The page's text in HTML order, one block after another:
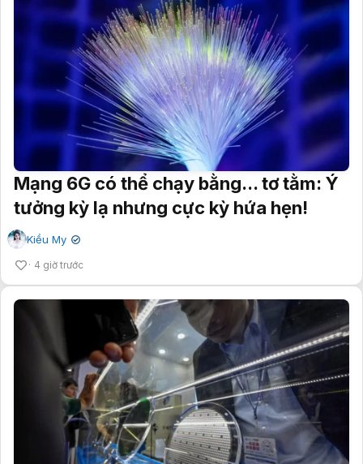
Mạng 6G có thể chạy bằng... tơ tằm: Ý
tưởng kỳ lạ nhưng cực kỳ hứa hẹn!
Kiều My ✔
4 giờ trước